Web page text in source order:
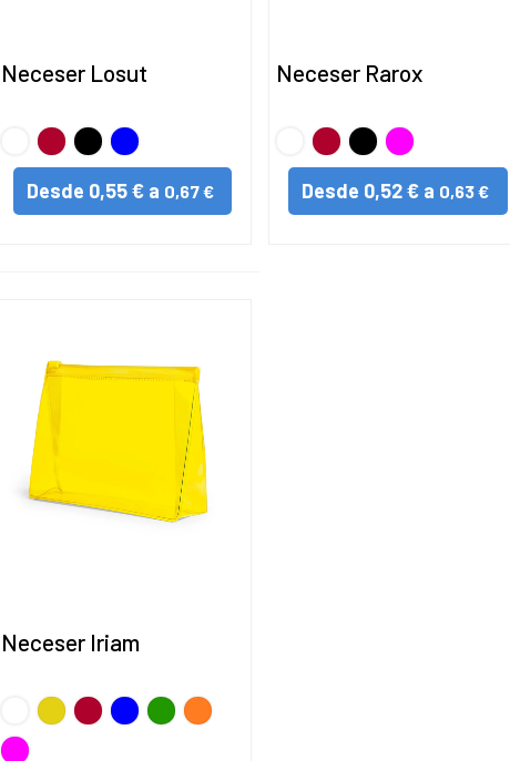
Neceser Losut
BLANCO
Rojo NegroAZUL
Desde 0,55 € a 0,67 €
Neceser Rarox
BLANCO
RojoNegroFUCSIA
Desde 0,52 € a 0,63 €
Neceser Iriam
BLANCO
Amarillo
Rojo AZULVERDENARANJA
FUCSIA